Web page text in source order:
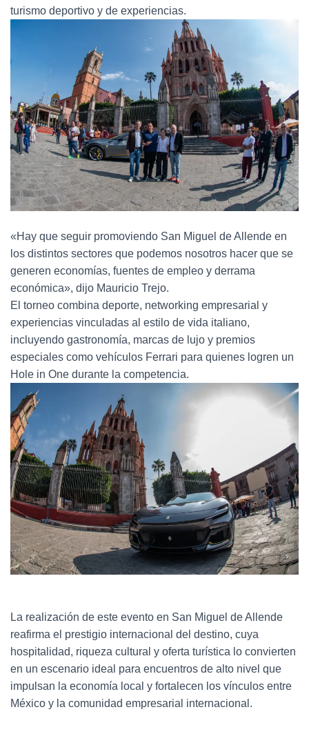
turismo deportivo y de experiencias.
«Hay que seguir promoviendo San Miguel de Allende en
los distintos sectores que podemos nosotros hacer que se
generen economías, fuentes de empleo y derrama
económica», dijo Mauricio Trejo.
El torneo combina deporte, networking empresarial y
experiencias vinculadas al estilo de vida italiano,
incluyendo gastronomía, marcas de lujo y premios
especiales como vehículos Ferrari para quienes logren un
Hole in One durante la competencia.
La realización de este evento en San Miguel de Allende
reafirma el prestigio internacional del destino, cuya
hospitalidad, riqueza cultural y oferta turística lo convierten
en un escenario ideal para encuentros de alto nivel que
impulsan la economía local y fortalecen los vínculos entre
México y la comunidad empresarial internacional.